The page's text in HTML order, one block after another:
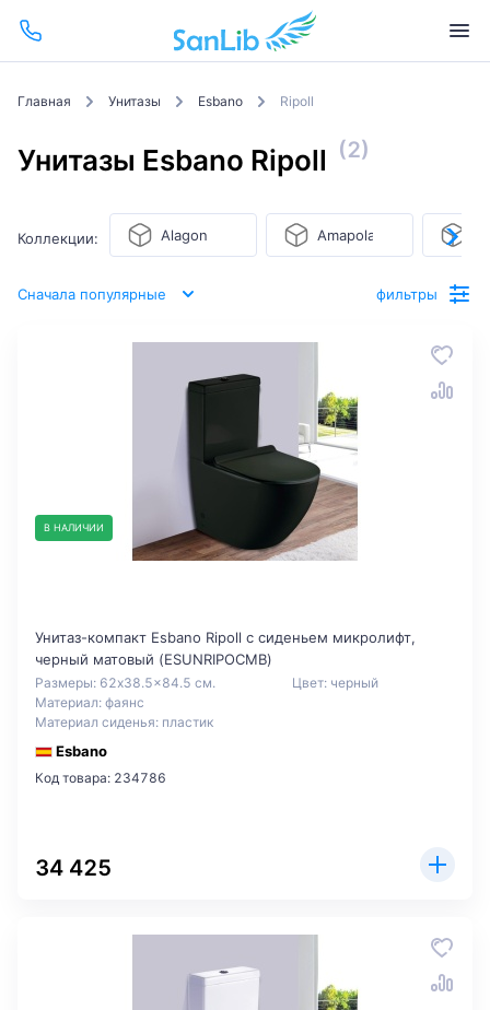
Главная Унитазы Esbano Ripoll
Унитазы Esbano Ripoll (2)
Коллекции: Alagon Amapola
Сначала популярные фильтры
В НАЛИЧИИ
Унитаз-компакт Esbano Ripoll с сиденьем микролифт,
черный матовый (ESUNRIPOCMB)
Размеры: 62x38.5x84.5 см.
Материал: фаянс
Материал сиденья: пластик
Цвет: черный
Esbano
Код товара: 234786
34 425